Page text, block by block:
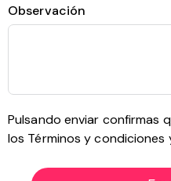
Observación
Pulsando enviar confirmas
los Términos y condiciones